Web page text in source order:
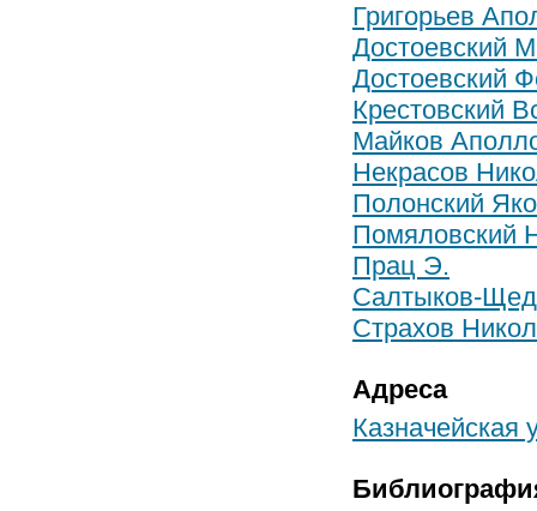
Григорьев
Достоевский
Достоевский
Крестовский
Майков
Некрасов
Полонский
Помяловский
Прац Э.
Салтыков-
Страхов
Адреса
Казначейская